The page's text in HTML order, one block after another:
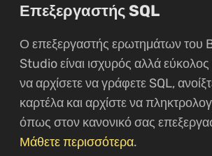
Επεξεργαστής SQL
Ο επεξεργαστής ερωτημάτων του
Studio είναι ισχυρός αλλά
να αρχίσετε να γράφετε SQL,
καρτέλα και αρχίστε να
όπως στον κανονικό σας
Μάθετε περισσότερα.